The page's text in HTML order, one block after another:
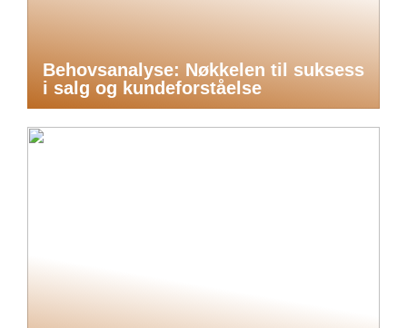
Behovsanalyse: Nøkkelen til suksess
i salg og kundeforståelse